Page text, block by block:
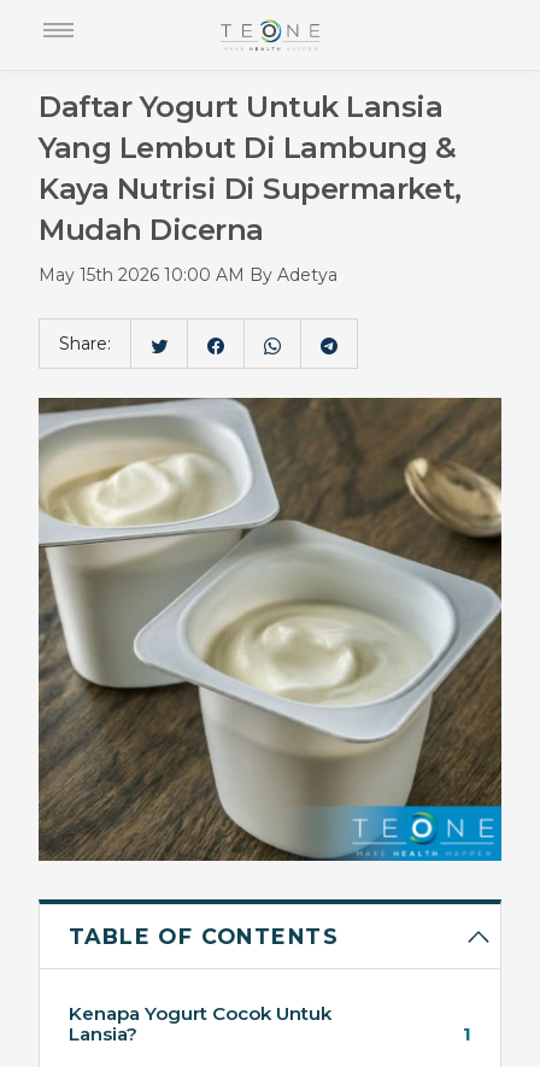
Daftar Yogurt Untuk Lansia
Yang Lembut Di Lambung &
Kaya Nutrisi Di Supermarket,
Mudah Dicerna
May 15th 2026 10:00 AM By Adetya
Share:
TABLE OF CONTENTS
Kenapa Yogurt Cocok Untuk
Lansia?
1